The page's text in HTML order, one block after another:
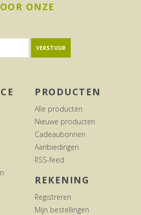
ONZE
VERSTUUR
PRODUCTEN
Alle producten
Nieuwe producten
Cadeaubonnen
Aanbiedingen
RSS-feed
REKENING
Registreren
Mijn bestellingen